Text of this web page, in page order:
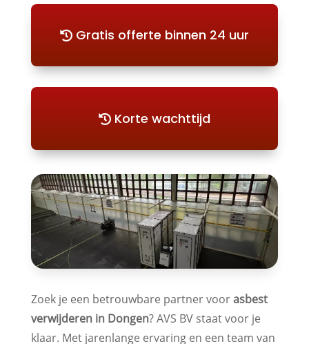
Gratis offerte binnen 24 uur
Korte wachttijd
Zoek je een betrouwbare partner voorasbest
verwijderen in Dongen? AVS BV staat voor je
klaar. Met jarenlange ervaring en een team van